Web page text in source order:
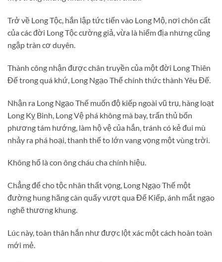
Trở về Long Tộc, hắn lập tức tiến vào Long Mộ, nơi chôn cất
của các đời Long Tộc cường giả, vừa là hiểm địa nhưng cũng
ngập tràn cơ duyên.
Thành công nhận được chân truyền của một đời Long Thiên
Đế trong quá khứ, Long Ngạo Thế chính thức thành Yêu Đế.
Nhận ra Long Ngạo Thế muốn độ kiếp ngoài vũ trụ, hàng loạt
Long Kỵ Binh, Long Vệ phá không mà bay, trấn thủ bốn
phương tám hướng, làm hộ vệ của hắn, tránh có kẻ đui mù
nhảy ra phá hoại, thanh thế to lớn vang vọng một vùng trời.
Không hổ là con ông cháu cha chính hiệu.
Chẳng để cho tộc nhân thất vọng, Long Ngạo Thế một
đường hung hăng càn quấy vượt qua Đế Kiếp, ánh mắt ngạo
nghẽ thương khung.
Lúc này, toàn thân hắn như được lột xác một cách hoàn toàn
mới mẻ.